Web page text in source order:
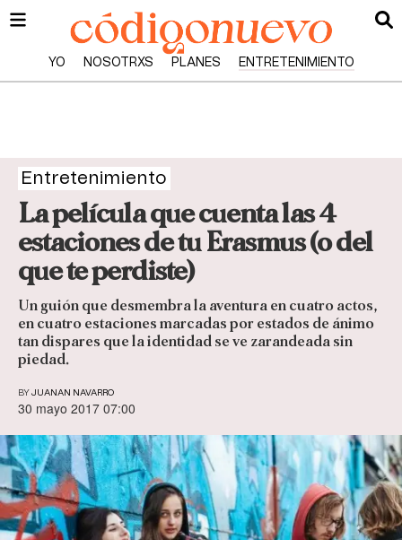
YO NOSOTRXS PLANES ENTRETENIMIENTO
Entretenimiento
La película que cuenta las 4
estaciones de tu Erasmus (o del
que te perdiste)
Un guión que desmembra la aventura en cuatro actos,
en cuatro estaciones marcadas por estados de ánimo
tan dispares que la identidad se ve zarandeada sin
piedad.
BY JUANAN NAVARRO
30 mayo 2017 07:00